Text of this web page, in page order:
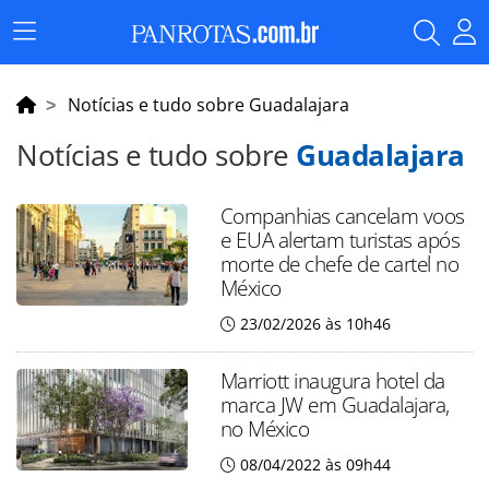
Menu
Principal
Notícias e tudo sobre Guadalajara
Notícias e tudo sobre Guadalajara
Companhias cancelam voos
e EUA alertam turistas após
morte de chefe de cartel no
México
23/02/2026 às 10h46
Marriott inaugura hotel da
marca JW em Guadalajara,
no México
08/04/2022 às 09h44